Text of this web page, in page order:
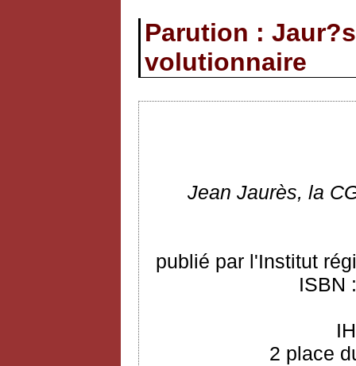
Parution :
volutionnaire
Jean Jaurès, la
publié par l'Institut
ISBN
2 place